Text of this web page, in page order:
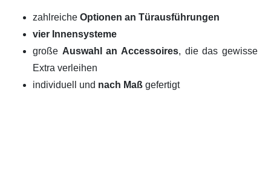
zahlreicheOptionen an Türausführungen
vier Innensysteme
große Auswahl an Accessoires, die das gewisse
Extra verleihen
individuell und nach Maßgefertigt